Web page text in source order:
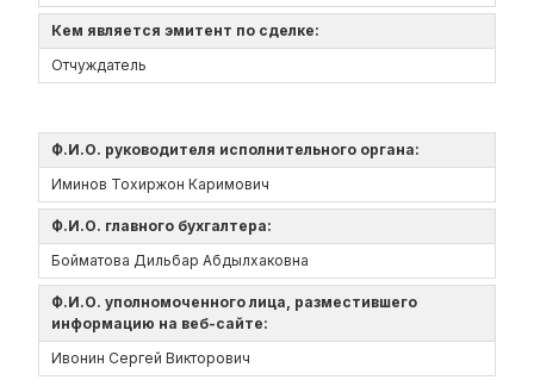
Кем является эмитент по сделке:
Отчуждатель
Ф.И.О. руководителя исполнительного органа:
Иминов Тохиржон Каримович
Ф.И.О. главного бухгалтера:
Бойматова Дильбар Абдылхаковна
Ф.И.О. уполномоченного лица, разместившего
информацию на веб-сайте:
Ивонин Сергей Викторович